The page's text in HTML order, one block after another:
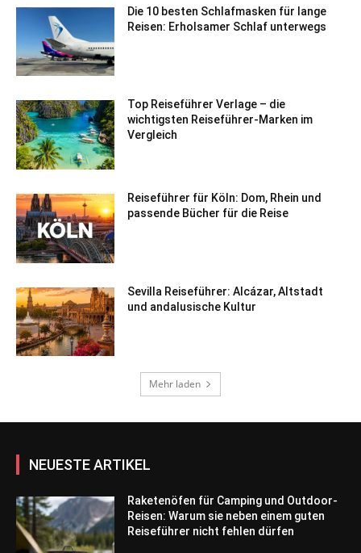
Die 10 besten Schlafmasken für lange
Reisen: Erholsamer Schlaf unterwegs
Top Reiseführer Verlage – die
wichtigsten Reiseführer-Marken im
Vergleich
Reiseführer für Köln: Dom, Rhein und
passende Bücher für die Reise
Sevilla Reiseführer: Alcázar, Altstadt
und andalusische Kultur
Mehr laden
NEUESTE ARTIKEL
Raketenöfen für Camping und Outdoor-
Reisen: Warum sie neben einem guten
Reiseführer nicht fehlen dürfen